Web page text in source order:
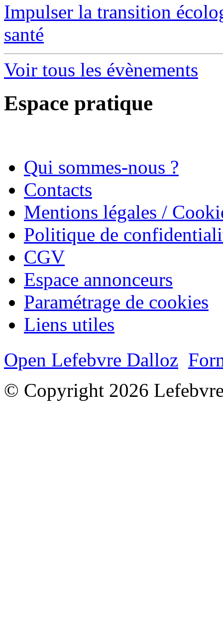
Impulser la transition
santé
Voir tous les évènements
Espace pratique
Qui sommes-nous ?
Contacts
Mentions légales /
Politique de
CGV
Espace annonceurs
Paramétrage de cookies
Liens utiles
Open Lefebvre Dalloz
© Copyright 2026